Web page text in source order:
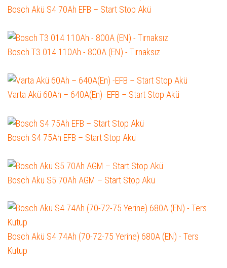
Bosch Akü S4 70Ah EFB – Start Stop Akü
Bosch T3 014 110Ah - 800A (EN) - Tırnaksız
Varta Akü 60Ah – 640A(En) -EFB – Start Stop Akü
Bosch S4 75Ah EFB – Start Stop Akü
Bosch Akü S5 70Ah AGM – Start Stop Akü
Bosch Akü S4 74Ah (70-72-75 Yerine) 680A (EN) - Ters
Kutup